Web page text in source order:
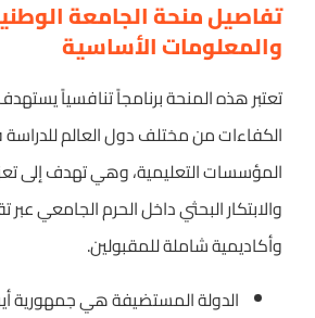
تفاصيل منحة الجامعة
والمعلومات الأساسية
تعتبر هذه المنحة برنامجاً تنافسياً
الكفاءات من مختلف دول العالم
المؤسسات التعليمية، وهي تهدف إلى
والابتكار البحثي داخل الحرم الجامعي
وأكاديمية شاملة للمقبولين.
الدولة المستضيفة هي جمهورية